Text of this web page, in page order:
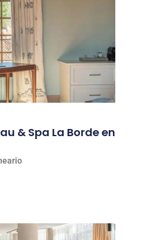
& Spa La Borde en